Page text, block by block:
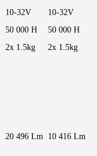
10-32V
10-32V
50 000 H
50 000 H
2x 1.5kg 2x 1.5kg
20 496 Lm 10 416 Lm